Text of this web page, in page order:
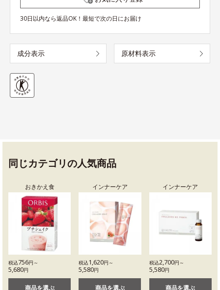
30日以内なら返品OK！最短で次の日にお届け
成分表示 原材料表示
同じカテゴリの人気商品
おきかえ食
税込756円～
5,680円
商品を選ぶ
インナーケア
税込1,620円～
5,580円
商品を選ぶ
インナーケア
税込2,700円～
5,580円
商品を選ぶ